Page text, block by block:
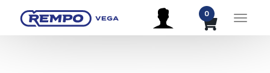
Menu
0